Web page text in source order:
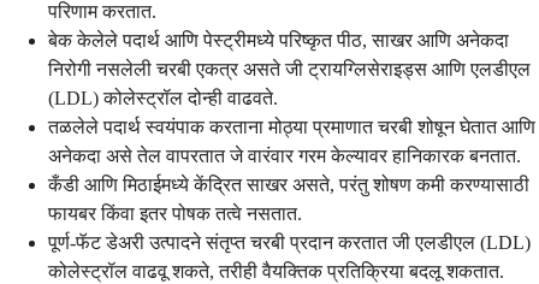
परिणाम करतात.
बेक केलेले पदार्थ आणि पेस्ट्रीमध्ये परिष्कृत पीठ, साखर आणि अनेकदा
निरोगी नसलेली चरबी एकत्र असते जी ट्रायग्लिसेराइड्स आणि एलडीएल
(LDL) कोलेस्ट्रॉल दोन्ही वाढवते.
तळलेले पदार्थ स्वयंपाक करताना मोठ्या प्रमाणात चरबी शोषून घेतात आणि
अनेकदा असे तेल वापरतात जे वारंवार गरम केल्यावर हानिकारक बनतात.
कँडी आणि मिठाईमध्ये केंद्रित साखर असते, परंतु शोषण कमी करण्यासाठी
फायबर किंवा इतर पोषक तत्वे नसतात.
पूर्ण-फॅट डेअरी उत्पादने संतृप्त चरबी प्रदान करतात जी एलडीएल (LDL)
कोलेस्ट्रॉल वाढवू शकते, तरीही वैयक्तिक प्रतिक्रिया बदलू शकतात.